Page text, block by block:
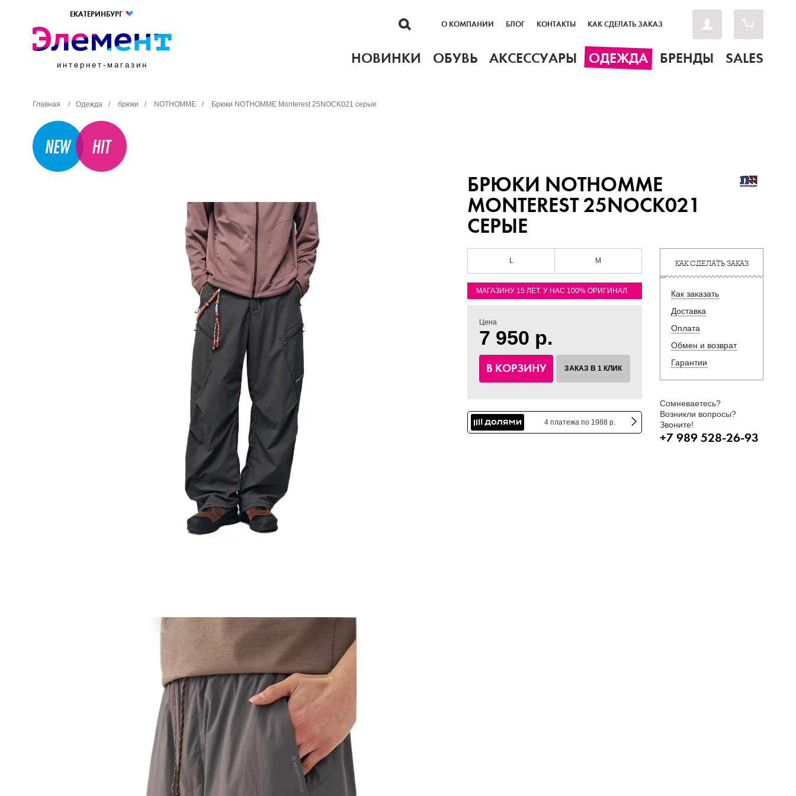
ЕКАТЕРИНБУРГ
интернет-магазин
О КОМПАНИИ БЛОГ КОНТАКТЫ КАК СДЕЛАТЬ ЗАКАЗ
НОВИНКИ ОБУВЬ АКСЕССУАРЫ ОДЕЖДА БРЕНДЫ SALES
Главная / Одежда / брюки / NOTHOMME / Брюки NOTHOMME Monterest 25NOCK021 серые
БРЮКИ NOTHOMME
MONTEREST 25NOCK021
СЕРЫЕ
L M
МАГАЗИНУ 15 ЛЕТ. У НАС 100% ОРИГИНАЛ
Цена
7 950 р.
В КОРЗИНУ ЗАКАЗ В 1 КЛИК
4 платежа по 1988 р.
КАК СДЕЛАТЬ ЗАКАЗ
Как заказать
Доставка
Оплата
Обмен и возврат
Гарантии
Сомневаетесь?
Возникли вопросы?
Звоните!
+7 989 528-26-93